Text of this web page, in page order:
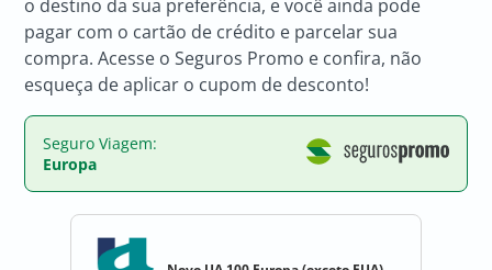
o destino da sua preferência, e você ainda pode
pagar com o cartão de crédito e parcelar sua
compra. Acesse o Seguros Promo e confira, não
esqueça de aplicar o cupom de desconto!
Seguro Viagem:
Europa